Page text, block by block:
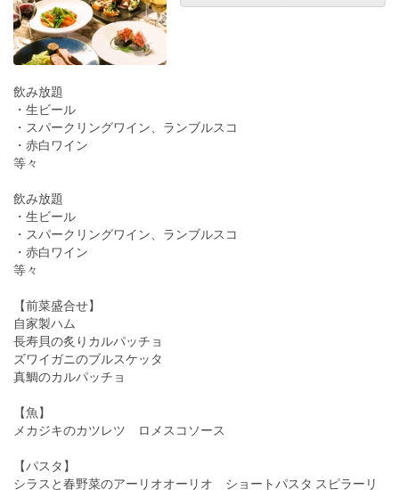
飲み放題
・生ビール
・スパークリングワイン、ランブルスコ
・赤白ワイン
等々
飲み放題
・生ビール
・スパークリングワイン、ランブルスコ
・赤白ワイン
等々
【前菜盛合せ】
自家製ハム
長寿貝の炙りカルパッチョ
ズワイガニのブルスケッタ
真鯛のカルパッチョ
【魚】
メカジキのカツレツ ロメスコソース
【パスタ】
シラスと春野菜のアーリオオーリオ ショートパスタ スピラーリ